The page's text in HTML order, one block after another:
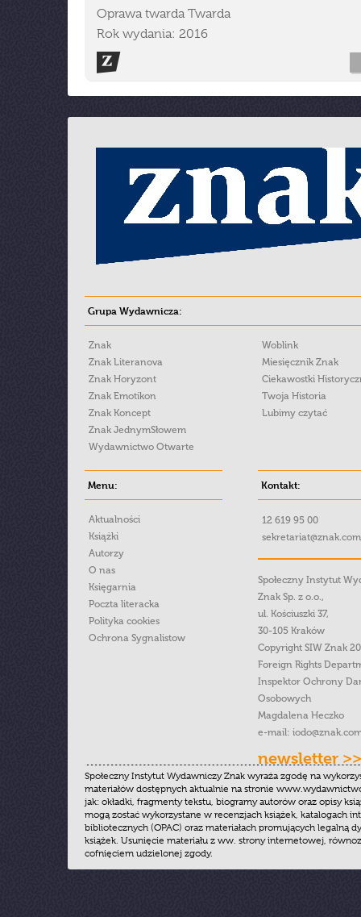
Oprawa twarda Twarda
Rok wydania: 2016
Grupa Wydawnicza:
Znak
Znak Literanova
Znak Horyzont
Znak Emotikon
Znak Koncept
Znak JednymSłowem
Wydawnictwo Otwarte
Woblink
Miesięcznik Znak
Ciekawostki
Twoja Historia
Lubimy czytać
Menu:
Aktualności
Książki
Autorzy
O nas
Księgarnia
Poczta literacka
Polityka cookies
Ochrona Sygnalistow
Kontakt:
12 619 95 00
Społeczny Instytut
Znak Sp. z o.o.,
ul. Kościuszki 37,
30-105 Kraków
Copyright SIW Znak
Foreign Rights
Inspektor Ochrony
Osobowych
Magdalena Heczko
e-mail:
newsletter >>
Społeczny Instytut Wydawniczy Znak wyraża zgodę na
materiałów dostępnych aktualnie na stronie
jak: okładki, fragmenty tekstu, biogramy autorów oraz opisy
mogą zostać wykorzystane w recenzjach książek, katalogach
bibliotecznych (OPAC) oraz materiałach promujących legalną
książek. Usunięcie materiału z ww. strony internetowej,
cofnięciem udzielonej zgody.